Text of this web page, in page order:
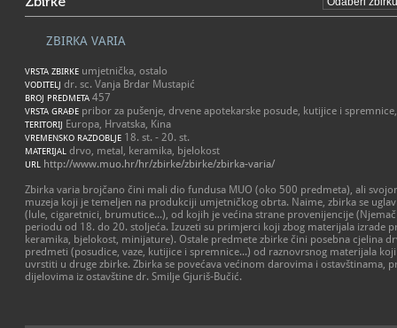
ZBIRKA VARIA
VRSTA ZBIRKE umjetnička, ostalo
VODITELJ dr. sc. Vanja Brdar Mustapić
BROJ PREDMETA 457
VRSTA GRAĐE pribor za pušenje, drvene apotekarske posude, kutijice i
TERITORIJ Europa, Hrvatska, Kina
VREMENSKO RAZDOBLJE 18. st. - 20. st.
MATERIJAL drvo, metal, keramika, bjelokost
URL http://www.muo.hr/hr/zbirke/zbirke/zbirka-varia/
Zbirka varia brojčano čini mali dio fundusa MUO (oko 500 predmeta), ali
muzeja koji je temeljen na produkciji umjetničkog obrta. Naime, zbirka se
(lule, cigaretnici, brumutice...), od kojih je većina strane provenijencije
periodu od 18. do 20. stoljeća. Izuzeti su primjerci koji zbog materijala izrade
keramika, bjelokost, minijature). Ostale predmete zbirke čini posebna cjelina
predmeti (posudice, vaze, kutijice i spremnice...) od raznovrsnog materijala
uvrstiti u druge zbirke. Zbirka se povećava većinom darovima i ostavštinama,
dijelovima iz ostavštine dr. Smilje Gjuriš-Bučić.